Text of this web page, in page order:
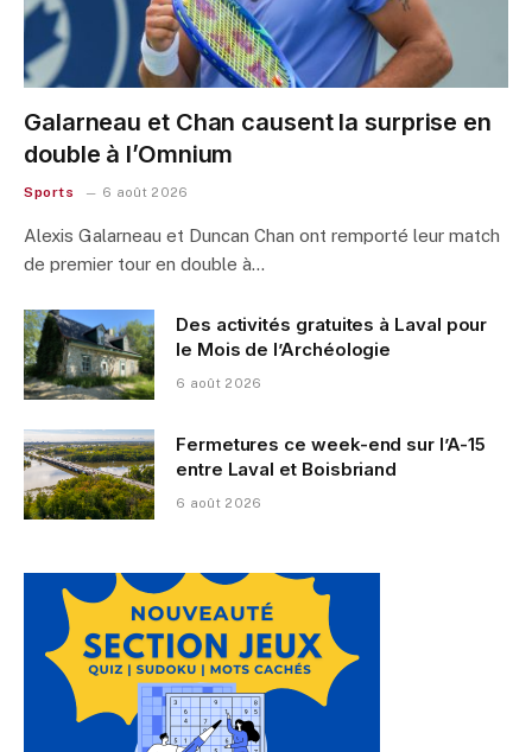
Galarneau et Chan causent la surprise en
double à l’Omnium
Sports 6 août 2026
Alexis Galarneau et Duncan Chan ont remporté leur match
de premier tour en double à…
Des activités gratuites à Laval pour
le Mois de l’Archéologie
6 août 2026
Fermetures ce week-end sur l’A-15
entre Laval et Boisbriand
6 août 2026